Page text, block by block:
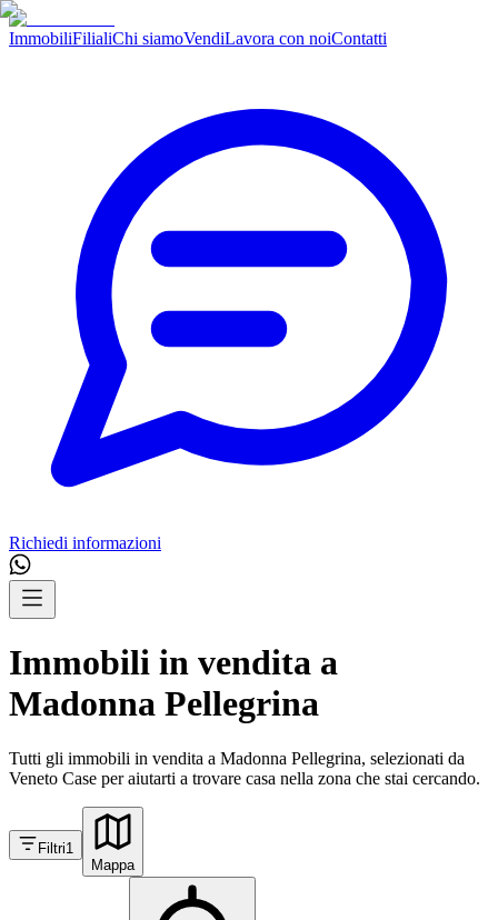
ImmobiliFilialiChi siamoVendiLavora con noiContatti
Richiedi informazioni
Immobili in vendita a
Madonna Pellegrina
Tutti gli immobili in vendita a Madonna Pellegrina, selezionati da
Veneto Case per aiutarti a trovare casa nella zona che stai cercando.
Filtri1
Mappa